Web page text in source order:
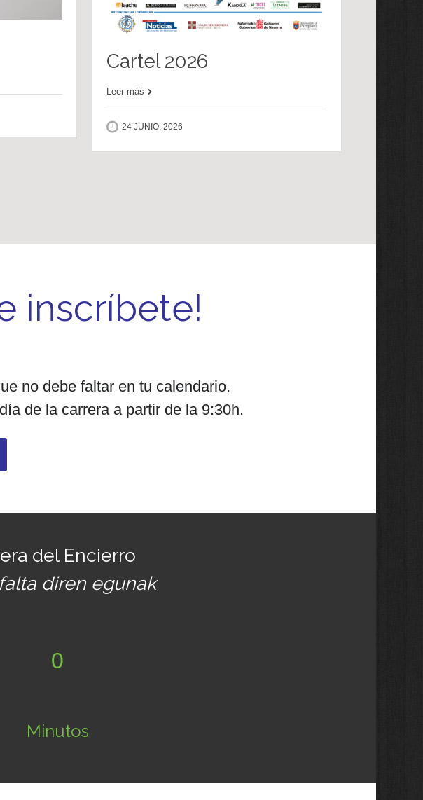
Cartel 2026
Leer más
24 JUNIO, 2026
inscríbete!
no debe faltar en tu calendario.
de la carrera a partir de la 9:30h.
del Encierro
diren egunak
0
Minutos